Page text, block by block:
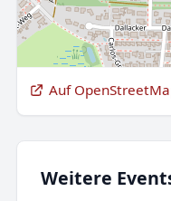
Auf
Weitere